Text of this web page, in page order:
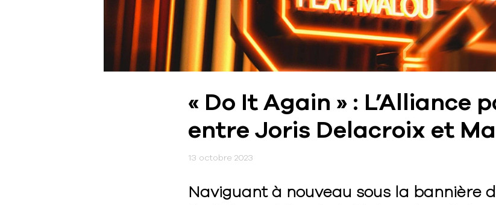
« Do It Again » : L’Alliance
entre Joris Delacroix et
13 octobre 2023
Naviguant à nouveau sous la bannière